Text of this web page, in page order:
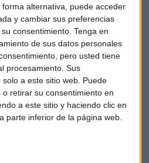
alternativa, puede acceder
y cambiar sus preferencias
consentimiento. Tenga en
de sus datos personales
pero usted tiene
procesamiento. Sus
a este sitio web. Puede
retirar su consentimiento en
a este sitio y haciendo clic en
parte inferior de la página web.
aquí:
ha sido eliminado